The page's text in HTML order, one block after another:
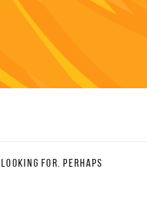
looking for. Perhaps